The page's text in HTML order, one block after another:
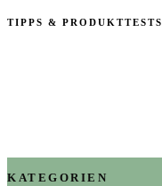
TIPPS & PRODUKTTESTS
KATEGORIEN